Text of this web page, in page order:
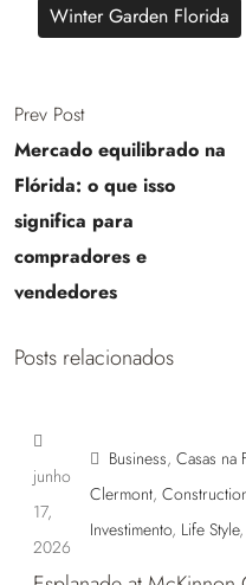
Winter Garden Florida
Prev Post
Mercado equilibrado na
Flórida: o que isso
significa para
compradores e
vendedores
Posts relacionados
junho
17,
2026
Business,Casas na
Clermont,
Investimento, Life Style,